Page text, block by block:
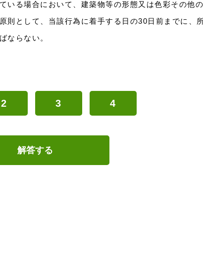
いる場合において、建築物等の形態又は色彩その他
則として、当該行為に着手する日の30日前までに、
ならない。
2 3 4
解答する